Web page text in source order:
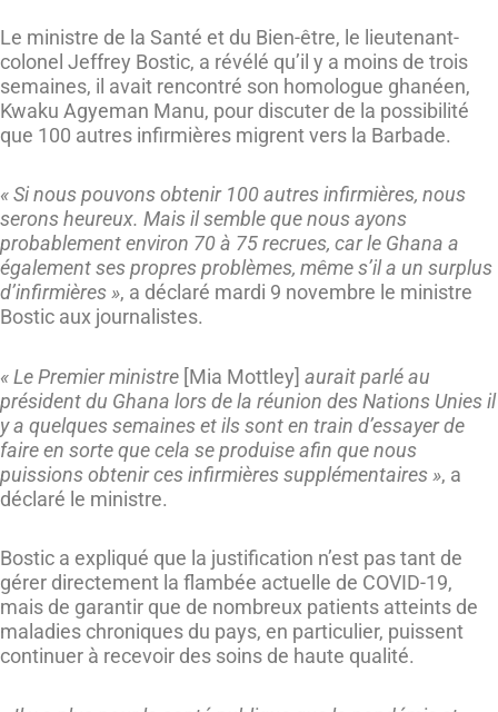
Le ministre de la Santé et du Bien-être, le lieutenant-
colonel Jeffrey Bostic, a révélé qu’il y a moins de trois
semaines, il avait rencontré son homologue ghanéen,
Kwaku Agyeman Manu, pour discuter de la possibilité
que 100 autres infirmières migrent vers la Barbade.
« Si nous pouvons obtenir 100 autres infirmières, nous
serons heureux. Mais il semble que nous ayons
probablement environ 70 à 75 recrues, car le Ghana a
également ses propres problèmes, même s’il a un surplus
d’infirmières », a déclaré mardi 9 novembre le ministre
Bostic aux journalistes.
« Le Premier ministre [Mia Mottley] aurait parlé au
président du Ghana lors de la réunion des Nations Unies il
y a quelques semaines et ils sont en train d’essayer de
faire en sorte que cela se produise afin que nous
puissions obtenir ces infirmières supplémentaires », a
déclaré le ministre.
Bostic a expliqué que la justification n’est pas tant de
gérer directement la flambée actuelle de COVID-19,
mais de garantir que de nombreux patients atteints de
maladies chroniques du pays, en particulier, puissent
continuer à recevoir des soins de haute qualité.